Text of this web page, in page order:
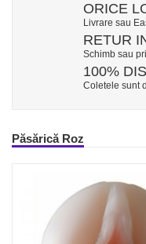
ORICE
Livrare sau
RETUR
Schimb sau
100%
Coletele sunt
Păsărică Roz